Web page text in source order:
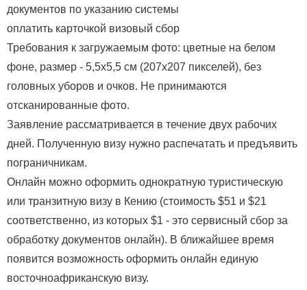
документов по указанию системы
оплатить карточкой визовый сбор
Требования к загружаемым фото: цветные на белом
фоне, размер - 5,5х5,5 см (207х207 пикселей), без
головных уборов и очков. Не принимаются
отсканированные фото.
Заявление рассматривается в течение двух рабочих
дней. Полученную визу нужно распечатать и предъявить
пограничникам.
Онлайн можно оформить однократную туристическую
или транзитную визу в Кению (стоимость $51 и $21
соответственно, из которых $1 - это сервисный сбор за
обработку документов онлайн). В ближайшее время
появится возможность оформить онлайн единую
восточноафриканскую визу.